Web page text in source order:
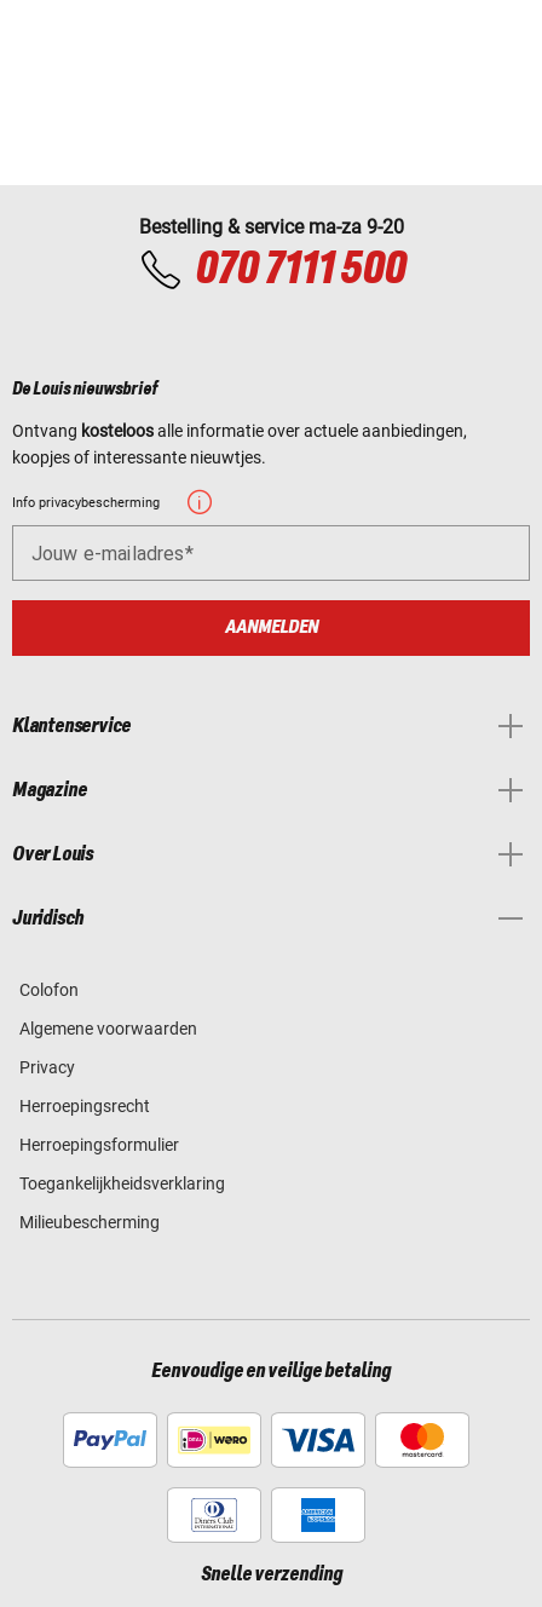
Bestelling & service ma-za 9-20
070 7111 500
De Louis nieuwsbrief
Ontvang kosteloosalle informatie over actuele aanbiedingen,
koopjes of interessante nieuwtjes.
Info privacybescherming
Jouw e-mailadres
AANMELDEN
Klantenservice
Magazine
Over Louis
Juridisch
Colofon
Algemene voorwaarden
Privacy
Herroepingsrecht
Herroepingsformulier
Toegankelijkheidsverklaring
Milieubescherming
Eenvoudige en veilige betaling
Snelle verzending